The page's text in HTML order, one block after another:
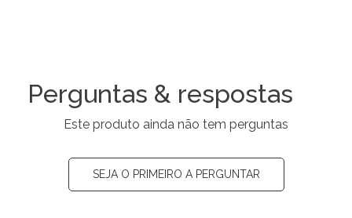
Perguntas & respostas
Este produto ainda não tem perguntas
SEJA O PRIMEIRO A PERGUNTAR